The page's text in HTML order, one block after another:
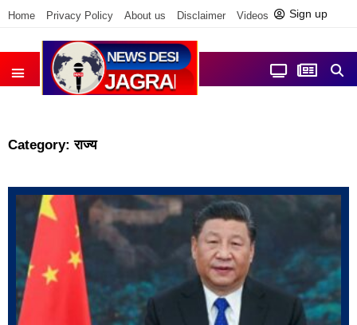
Home Privacy Policy About us Disclaimer Videos Contact us
Sign up
Category: राज्य